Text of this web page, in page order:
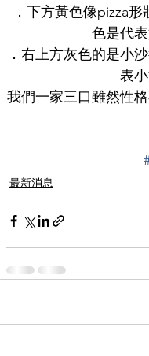
．下方黃色像pizza
色是代
．右上方灰色的是小
表
我們一家三口雖然性
最新消息